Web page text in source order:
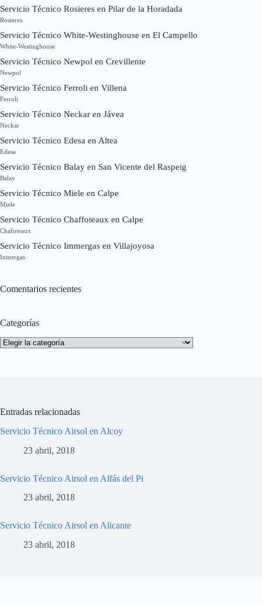
Servicio Técnico Rosieres en Pilar de la Horadada
Rosieres
Servicio Técnico White-Westinghouse en El Campello
White-Westinghouse
Servicio Técnico Newpol en Crevillente
Newpol
Servicio Técnico Ferroli en Villena
Ferroli
Servicio Técnico Neckar en Jávea
Neckar
Servicio Técnico Edesa en Altea
Edesa
Servicio Técnico Balay en San Vicente del Raspeig
Balay
Servicio Técnico Miele en Calpe
Miele
Servicio Técnico Chaffoteaux en Calpe
Chafoteaux
Servicio Técnico Immergas en Villajoyosa
Inmergas
Comentarios recientes
Categorías
Categorías
Entradas relacionadas
Servicio Técnico Airsol en Alcoy
23 abril, 2018
Servicio Técnico Airsol en Alfás del Pi
23 abril, 2018
Servicio Técnico Airsol en Alicante
23 abril, 2018